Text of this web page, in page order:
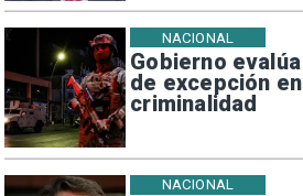
Gobierno
de excepción
criminalidad
NACIONAL
NACIONAL